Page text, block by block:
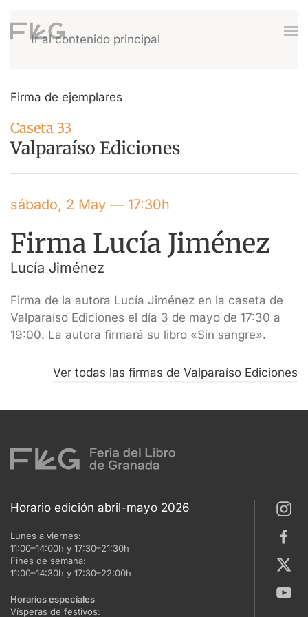
Ir al contenido principal
Firma de ejemplares
Caseta 33
Valparaíso Ediciones
sábado, 2 May — 17:30h
Firma Lucía Jiménez
Lucía Jiménez
Firma de la autora Lucía Jiménez en la caseta de
Valparaíso Ediciones el día 3 de mayo de 17:30 a
19:00. La autora firmará su libro «Sin sangre».
Ver todas las firmas de Valparaíso Ediciones
Horario edición abril-mayo 2026
Lunes a viernes:
11:00–14:00h y 17:30–21:30h
Fines de semana:
11:00–14:30h y 17:30–22:00h
Horarios especiales
Vísperas de festivos: